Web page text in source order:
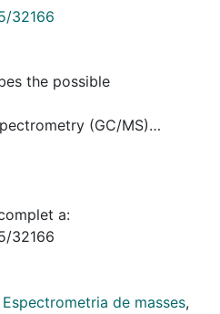
32166
the possible
(GC/MS)
CCiTUB. Some developed
a:
32166
Espectrometria de masses,